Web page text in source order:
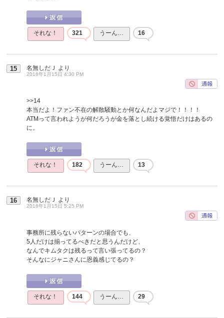
それな！ 321 うーん… 16
15 名無しだＪ より
2016年1月15日 4:30 PM
>>14
本当だよ！ファン不在の解散騒動とか何なんだよマジで！！！！
ATMって言われようが何だろうが金を落とし続ける覚悟だけはあるの
に。
それな！ 182 うーん… 13
16 名無しだＪ より
2016年1月15日 5:25 PM
事務所に残らないパターンの場合でも、
5人だけは揃ってるべきだと思うんだけど、
なんでキムタクは残るって言い張ってるの？
そんなにジャニさんに恩義感じてるの？
それな！ 144 うーん… 29